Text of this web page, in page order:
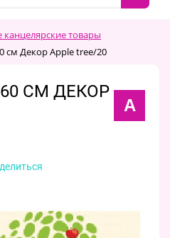
канцелярские товары
см Декор Apple tree/20
СМ ДЕКОР
A